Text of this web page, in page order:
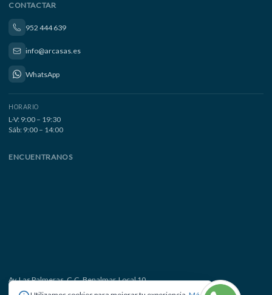
CONTACTAR
952 444 639
info@arcasas.es
WhatsApp
HORARIO
L-V: 9:00 – 19:30
Sáb: 9:00 – 14:00
ENCUENTRANOS
Av. Las Palmeras, C.C. Benalmar, Local 10
29630 Benalmádena Costa, Málaga